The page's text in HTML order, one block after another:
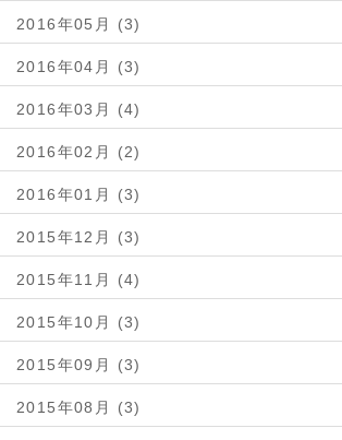
2016年05月 (3)
2016年04月 (3)
2016年03月 (4)
2016年02月 (2)
2016年01月 (3)
2015年12月 (3)
2015年11月 (4)
2015年10月 (3)
2015年09月 (3)
2015年08月 (3)